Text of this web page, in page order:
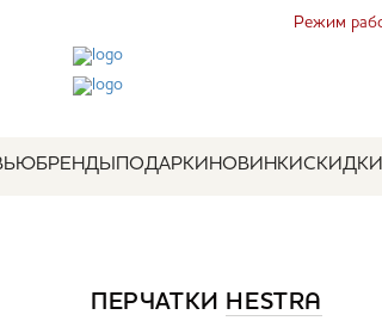
Режим
БРЕНДЫ ПОДАРКИ НОВИНКИСКИДКИ
ПЕРЧАТКИ HESTRA